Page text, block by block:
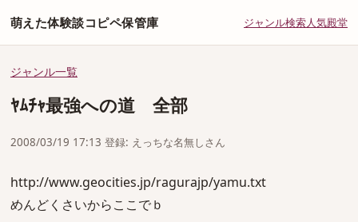
萌えた体験談コピペ保管庫 ジャンル検索人気殿堂
ジャンル一覧
ﾔﾑﾁｬ最強への道 全部
2008/03/19 17:13 登録: えっちな名無しさん
http://www.geocities.jp/ragurajp/yamu.txt
めんどくさいからここでｂ